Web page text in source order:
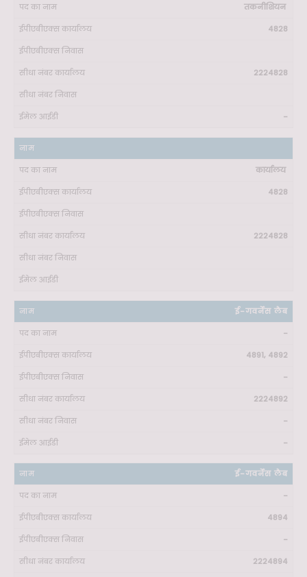
तकनीशियन
4828
2224828
-
कार्यालय
4828
2224828
ई-गवर्नेंस लैब
-
4891, 4892
-
2224892
-
-
ई-गवर्नेंस लैब
-
4894
-
2224894